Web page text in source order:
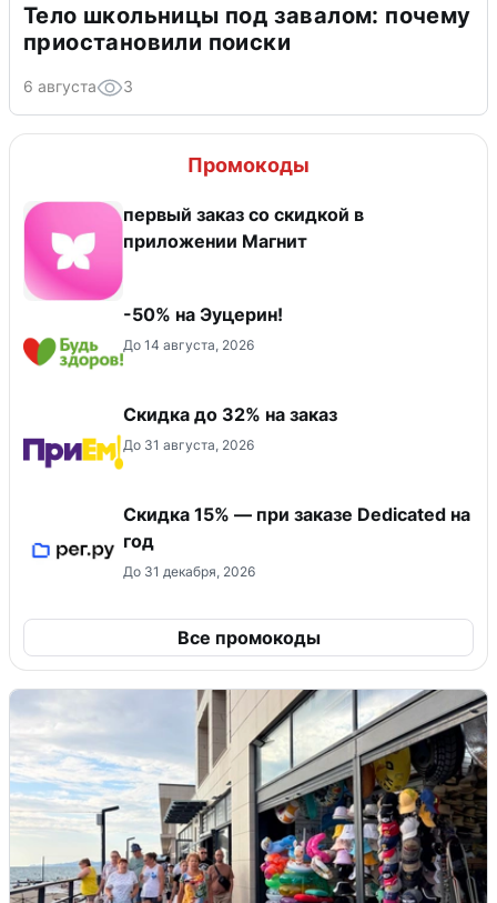
Тело школьницы под завалом: почему
приостановили поиски
6 августа 3
Промокоды
первый заказ со скидкой в
приложении Магнит
-50% на Эуцерин!
До 14 августа, 2026
Скидка до 32% на заказ
До 31 августа, 2026
Скидка 15% — при заказе Dedicated на
год
До 31 декабря, 2026
Все промокоды